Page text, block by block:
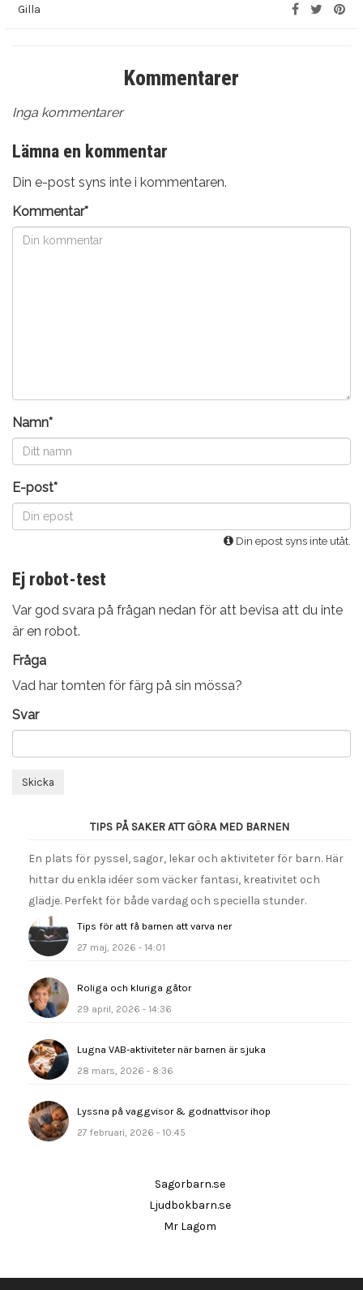
Gilla
Kommentarer
Inga kommentarer
Lämna en kommentar
Din e-post syns inte i kommentaren.
Kommentar*
Namn*
E-post*
Din epost syns inte utåt.
Ej robot-test
Var god svara på frågan nedan för att bevisa att du inte
är en robot.
Fråga
Vad har tomten för färg på sin mössa?
Svar
Skicka
TIPS PÅ SAKER ATT GÖRA MED BARNEN
En plats för pyssel, sagor, lekar och aktiviteter för barn. Här
hittar du enkla idéer som väcker fantasi, kreativitet och
glädje. Perfekt för både vardag och speciella stunder.
Tips för att få barnen att varva ner
27 maj, 2026 - 14:01
Roliga och kluriga gåtor
29 april, 2026 - 14:36
Lugna VAB-aktiviteter när barnen är sjuka
28 mars, 2026 - 8:36
Lyssna på vaggvisor & godnattvisor ihop
27 februari, 2026 - 10:45
Sagorbarn.se
Ljudbokbarn.se
Mr Lagom